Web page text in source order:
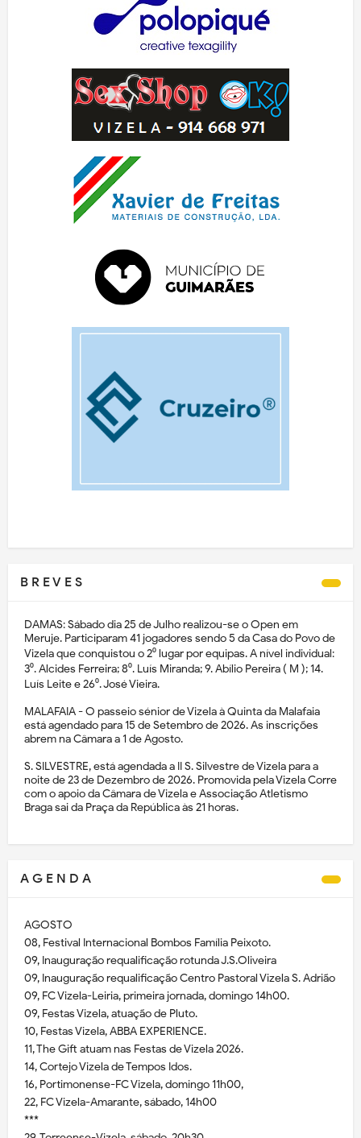
B R E V E S
DAMAS: Sábado dia 25 de Julho realizou-se o Open em
Meruje. Participaram 41 jogadores sendo 5 da Casa do Povo de
Vizela que conquistou o 2⁰ lugar por equipas. A nível individual:
3⁰. Alcides Ferreira; 8⁰. Luís Miranda; 9. Abílio Pereira ( M ); 14.
Luís Leite e 26⁰. José Vieira.
MALAFAIA - O passeio sénior de Vizela à Quinta da Malafaia
está agendado para 15 de Setembro de 2026. As inscrições
abrem na Câmara a 1 de Agosto.
S. SILVESTRE, está agendada a II S. Silvestre de Vizela para a
noite de 23 de Dezembro de 2026. Promovida pela Vizela Corre
com o apoio da Câmara de Vizela e Associação Atletismo
Braga sai da Praça da República às 21 horas.
A G E N D A
AGOSTO
08, Festival Internacional Bombos Família Peixoto.
09, Inauguração requalificação rotunda J.S.Oliveira
09, Inauguração requalificação Centro Pastoral Vizela S. Adrião
09, FC Vizela-Leiria, primeira jornada, domingo 14h00.
09, Festas Vizela, atuação de Pluto.
10, Festas Vizela, ABBA EXPERIENCE.
11, The Gift atuam nas Festas de Vizela 2026.
14, Cortejo Vizela de Tempos Idos.
16, Portimonense-FC Vizela, domingo 11h00,
22, FC Vizela-Amarante, sábado, 14h00
***